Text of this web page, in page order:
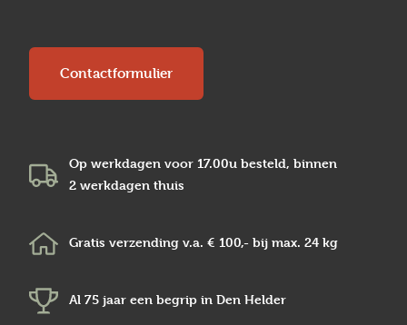
Contactformulier
Op werkdagen voor 17.00u besteld, binnen
2 werkdagen thuis
Gratis verzending v.a. € 100,- bij max. 24 kg
Al 75 jaar een begrip in Den Helder